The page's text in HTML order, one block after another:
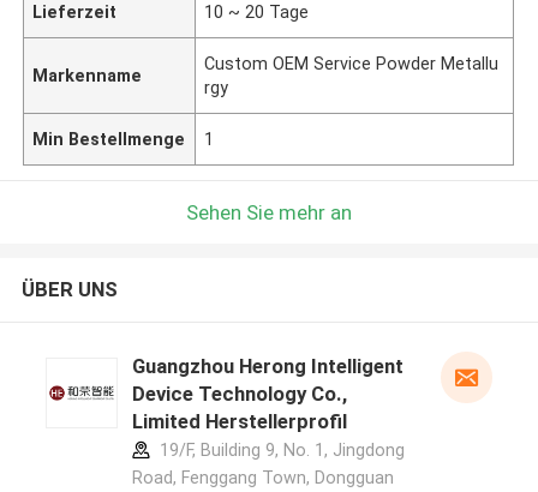
Lieferzeit 10 ~ 20 Tage
Markenname
Custom OEM Service Powder Metallu
rgy
Min Bestellmenge 1
Sehen Sie mehr an
ÜBER UNS
Guangzhou Herong Intelligent
Device Technology Co.,
Limited Herstellerprofil
19/F, Building 9, No. 1, Jingdong
Road, Fenggang Town, Dongguan